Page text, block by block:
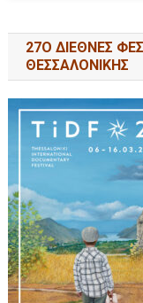
27Ο ΔΙΕΘΝΕΣ
ΘΕΣΣΑΛΟΝΙΚΗΣ